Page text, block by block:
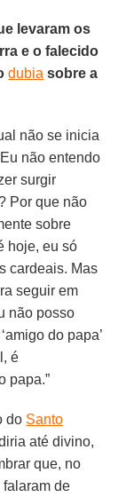
levaram os
e o falecido
dubia sobre a
não se inicia
não entendo
surgir
Por que não
sobre
hoje, eu só
cardeais. Mas
seguir em
não posso
do papa’
é
papa.”
do Santo
até divino,
que, no
de